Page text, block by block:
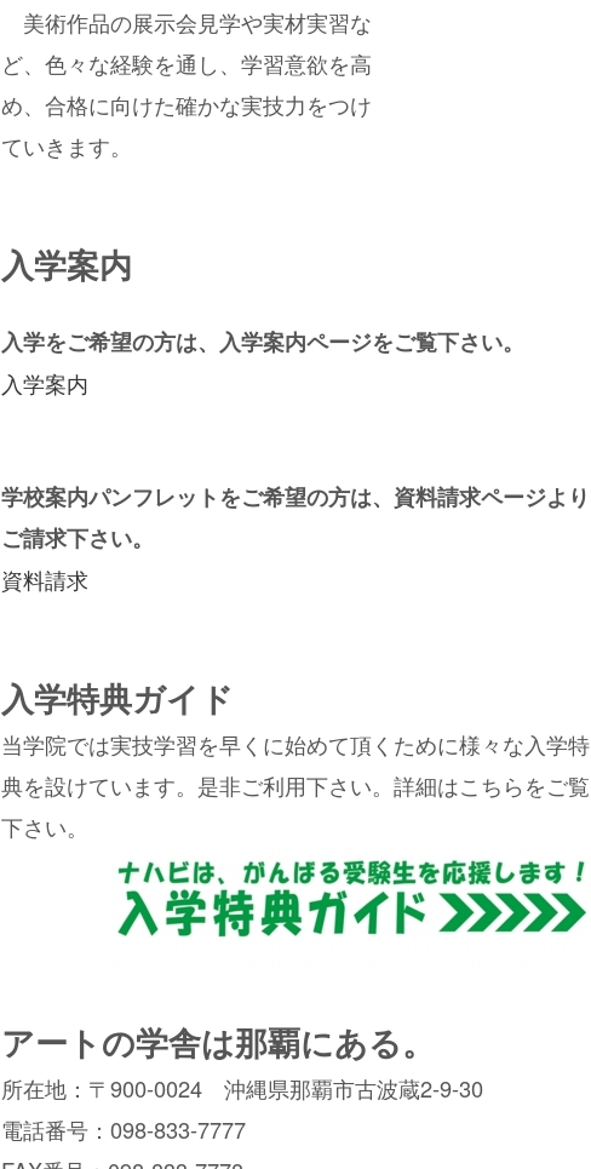
美術作品の展示会見学や実材実習な
ど、色々な経験を通し、学習意欲を高
め、合格に向けた確かな実技力をつけ
ていきます。
入学案内
入学をご希望の方は、入学案内ページをご覧下さい。
入学案内
学校案内パンフレットをご希望の方は、資料請求ページより
ご請求下さい。
資料請求
入学特典ガイド
当学院では実技学習を早くに始めて頂くために様々な入学特
典を設けています。是非ご利用下さい。詳細はこちらをご覧
下さい。
アートの学舎は那覇にある。
所在地：〒900-0024 沖縄県那覇市古波蔵2-9-30
電話番号：098-833-7777